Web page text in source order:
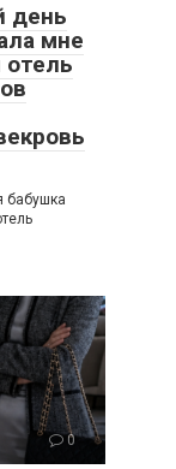
день
мне
бабушка
0